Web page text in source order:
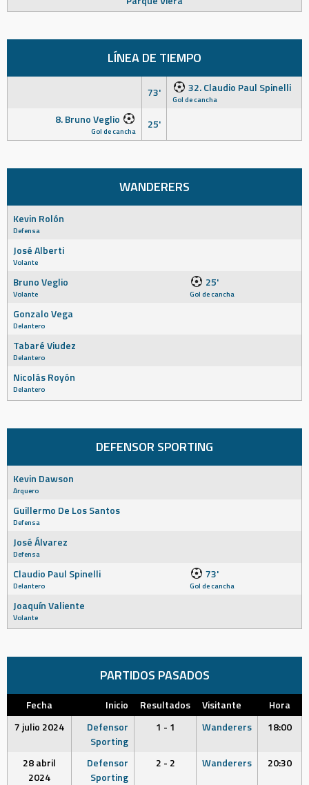
LÍNEA DE TIEMPO
73' 32. Claudio Paul Spinelli
Gol de cancha
8. Bruno Veglio
Gol de cancha 25'
WANDERERS
Kevin Rolón
Defensa
José Alberti
Volante
Bruno Veglio
Volante
25'
Gol de cancha
Gonzalo Vega
Delantero
Tabaré Viudez
Delantero
Nicolás Royón
Delantero
DEFENSOR SPORTING
Kevin Dawson
Arquero
Guillermo De Los Santos
Defensa
José Álvarez
Defensa
Claudio Paul Spinelli
Delantero
73'
Gol de cancha
Joaquín Valiente
Volante
PARTIDOS PASADOS
Fecha Inicio Resultados Visitante
Hora
7 julio 2024
Defensor
Sporting
1 - 1 Wanderers 18:00
28 abril
2024
Defensor
Sporting
2 - 2 Wanderers 20:30